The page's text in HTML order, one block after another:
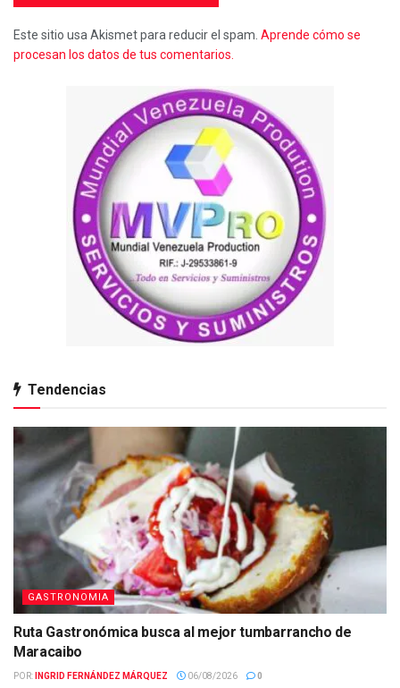
Este sitio usa Akismet para reducir el spam. Aprende cómo se
procesan los datos de tus comentarios.
Tendencias
GASTRONOMIA
Ruta Gastronómica busca al mejor tumbarrancho de
Maracaibo
POR: INGRID FERNÁNDEZ MÁRQUEZ 06/08/2026 0